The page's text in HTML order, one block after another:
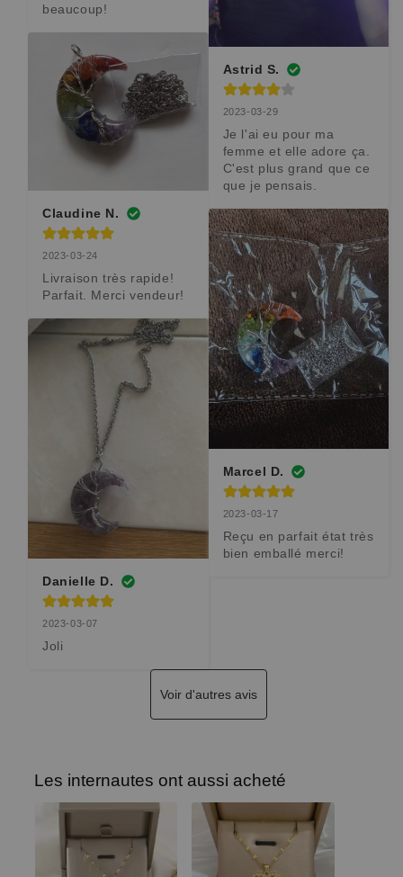
beaucoup!
Claudine N.
2023-03-24
Livraison très rapide!
Parfait. Merci vendeur!
Danielle D.
2023-03-07
Joli
Astrid S.
2023-03-29
Je l'ai eu pour ma
femme et elle adore ça.
C'est plus grand que ce
que je pensais.
Marcel D.
2023-03-17
Reçu en parfait état très
bien emballé merci!
Voir d'autres avis
Les internautes ont aussi acheté